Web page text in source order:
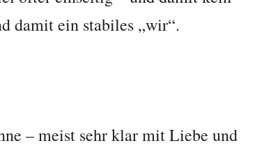
damit ein stabiles „wir“.
– meist sehr klar mit Liebe und